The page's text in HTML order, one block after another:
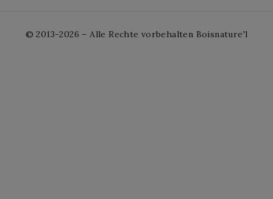
© 2013-2026 – Alle Rechte vorbehalten Boisnature'l